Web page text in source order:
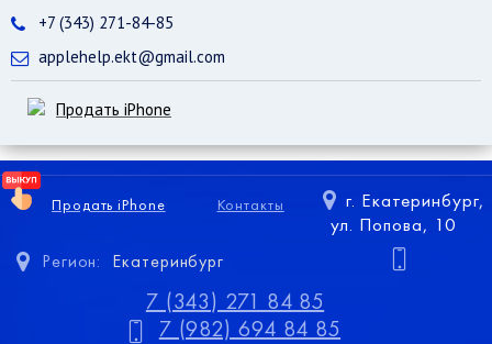
+7 (343) 271-84-85
applehelp.ekt@gmail.com
Продать iPhone
Продать iPhone Контакты
Регион: Екатеринбург
г. Екатеринбург,
ул. Попова, 10
7 (343) 271 84 85
7 (982) 694 84 85